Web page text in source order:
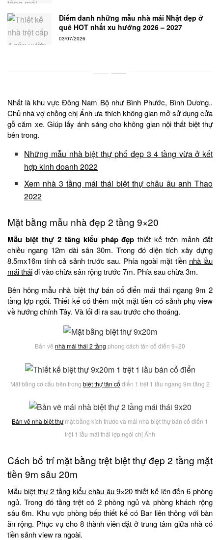
Điểm danh những mẫu nhà mái Nhật đẹp ở
quê HOT nhất xu hướng 2026 – 2027
03/07/2026
Nhất là khu vực Đông Nam Bộ như Bình Phước, Bình Dương..
Chủ nhà vợ chồng chị Ánh ưa thích không gian mở sử dụng cửa
gỗ căm xe. Giúp lấy ánh sáng cho không gian nội thất biệt thự
bên trong.
Những mẫu nhà biệt thự phố đẹp 3 4 tầng vừa ở kết
hợp kinh doanh 2022
Xem nhà 3 tầng mái thái biệt thự châu âu anh Thao
2022
Mặt bằng mẫu nhà đẹp 2 tầng 9×20
Mẫu biệt thự 2 tầng kiểu pháp đẹp thiết kế trên mảnh đất
chiều ngang 12m dài sân 30m. Trong đó diện tích xây dựng
8.5mx16m tính cả sảnh trước sau. Phía ngoài mặt tiền nhà lầu
mái tháiđi vào chừa sân rộng trước 7m. Phía sau chừa 3m.
Bên hông mẫu nhà biệt thự bán cổ điển mái thái ngang 9m 2
tầng lợp ngói. Thiết kế có thêm một mặt tiền có sảnh phụ view
về hướng chính Tây. Và lối đi ra sau trước cho thoáng.
Bản vẽ nhà mái thái 2 tầng phong cách tân cổ điển 9×20
Mặt bằng cơ cấu bên trong biệt thự tân cổ điển 1 trệt 1 lầu ngang 9m tầng 2
Bản vẽ nhà biệt thựmặt bằng kích thước và mái nhà biệt thự bán cổ điển 1
trệt 1 lầu mái thái lợp ngói chị Ánh
Cách bố trí mặt bằng trệt biệt thự đẹp 2 tầng mặt
tiền 9m sâu 20m
Mẫu biệt thự 2 tầng kiểu châu âu9×20 thiết kế lên đến 6 phòng
ngủ. Trong đó tầng trệt có 2 phòng ngủ và phòng khách rộng
sâu 6m. Khu vực phòng bếp thiết kế có Bar liên thông với bàn
ăn rộng. Phục vụ cho 8 thành viên đặt ở trung tâm giữa nhà có
tiền sảnh view ra ngoài.